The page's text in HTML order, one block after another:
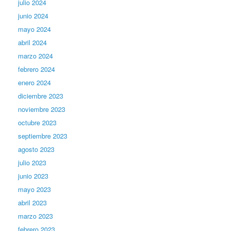
julio 2024
junio 2024
mayo 2024
abril 2024
marzo 2024
febrero 2024
enero 2024
diciembre 2023
noviembre 2023
octubre 2023
septiembre 2023
agosto 2023
julio 2023
junio 2023
mayo 2023
abril 2023
marzo 2023
febrero 2023